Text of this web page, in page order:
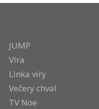
JUMP
Víra
Linka víry
Večery chval
TV Noe